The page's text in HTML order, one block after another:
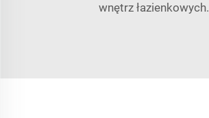
wnętrz łazienkowych.